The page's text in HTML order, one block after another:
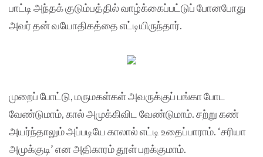
பாட்டி அந்தக் குடும்பத்தில் வாழ்க்கைப்பட்டுப் போனபோது
அவர் தன் வயோதிகத்தை எட்டியிருந்தார்.
முறைப் போட்டு, மருமகள்கள் அவருக்குப் பங்கா போட
வேண்டுமாம், கால் அமுக்கிவிட வேண்டுமாம். சற்று கண்
அயர்ந்தாலும் அப்படியே காலால் எட்டி உதைப்பாராம். ‘சரியா
அமுக்குடி’ என அதிகாரம் தூள் பறக்குமாம்.